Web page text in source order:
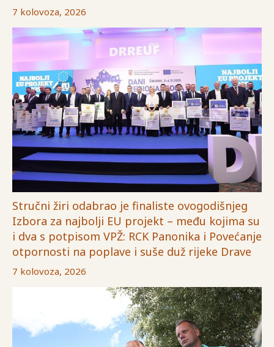
7 kolovoza, 2026
Stručni žiri odabrao je finaliste ovogodišnjeg
Izbora za najbolji EU projekt – među kojima su
i dva s potpisom VPŽ: RCK Panonika i Povećanje
otpornosti na poplave i suše duž rijeke Drave
7 kolovoza, 2026